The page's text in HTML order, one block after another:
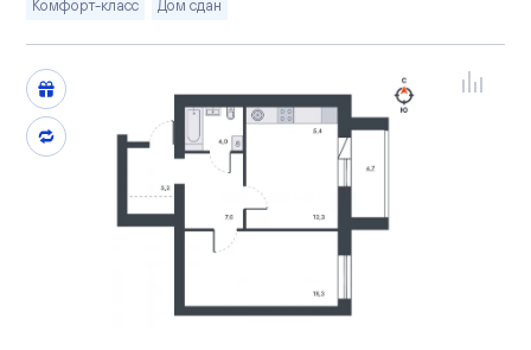
Комфорт-класс
Дом сдан